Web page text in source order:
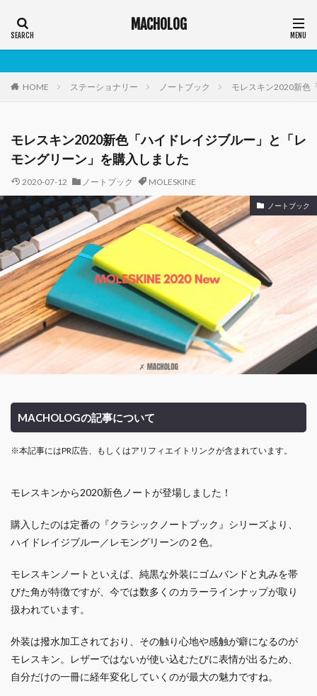
MACHOLOG
HOME ステーショナリー ノートブック モレスキン2020新色
モレスキン2020新色「ハイドレイジブルー」と「レ
モングリーン」を購入しました
2020-07-12 ノートブック MOLESKINE
ノートブック
MACHOLOGの記事について
※本記事にはPR広告、もしくはアリフィエイトリンクが含まれています。
モレスキンから2020新色ノートが登場しました！
購入したのは定番の『クラシックノートブック』シリーズより、
ハイドレイジブルー／レモングリーンの２色。
モレスキンノートといえば、純黒な外装にゴムバンドと丸みを帯
びた角が特徴ですが、今では数多くのカラーラインナップが取り
扱われています。
外装は撥水加工されており、その触り心地や感触が癖になるのが
モレスキン。レザーではないが使い込むたびに表情が出るため、
自分だけの一冊に経年変化していくのが最大の魅力ですね。